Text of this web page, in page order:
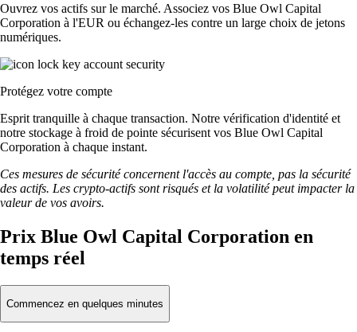
Ouvrez vos actifs sur le marché. Associez vos Blue Owl Capital
Corporation à l'EUR ou échangez-les contre un large choix de jetons
numériques.
Protégez votre compte
Esprit tranquille à chaque transaction. Notre vérification d'identité et
notre stockage à froid de pointe sécurisent vos Blue Owl Capital
Corporation à chaque instant.
Ces mesures de sécurité concernent l'accès au compte, pas la sécurité
des actifs. Les crypto-actifs sont risqués et la volatilité peut impacter la
valeur de vos avoirs.
Prix Blue Owl Capital Corporation en
temps réel
Commencez en quelques minutes